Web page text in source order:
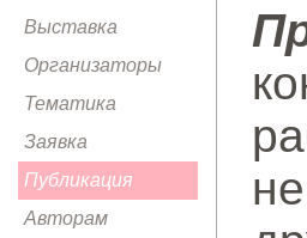
Выставка
Организаторы
Тематика
Заявка
Публикация
Авторам